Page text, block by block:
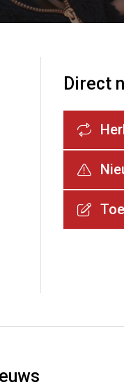
Direct